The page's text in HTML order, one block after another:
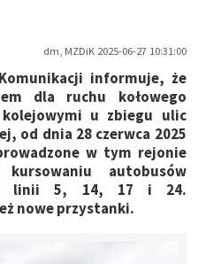
dm, MZDiK 2025-06-27 10:31:00
informuje, że
dla ruchu kołowego
u zbiegu ulic
od dnia 28 czerwca 2025
w tym rejonie
autobusów
linii 5, 14, 17 i 24.
nowe przystanki.